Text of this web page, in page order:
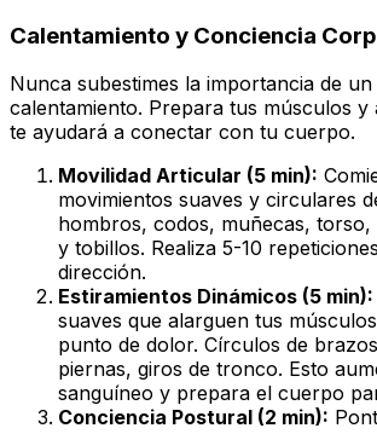
Calentamiento y Conciencia
Nunca subestimes la importancia de
calentamiento. Prepara tus músculos y
te ayudará a conectar con tu cuerpo.
Movilidad Articular (5 min):
movimientos suaves y circulares
hombros, codos, muñecas, torso,
y tobillos. Realiza 5-10
dirección.
Estiramientos Dinámicos (5 min):
suaves que alarguen tus
punto de dolor. Círculos de
piernas, giros de tronco. Esto
sanguíneo y prepara el cuerpo
Conciencia Postural (2 min):